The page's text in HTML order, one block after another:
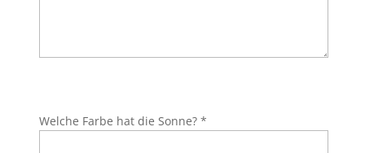
Welche Farbe hat die Sonne? *